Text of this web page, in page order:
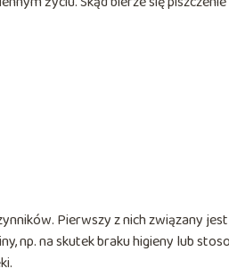
Pierwszy z nich związany
np. na skutek braku higieny lub